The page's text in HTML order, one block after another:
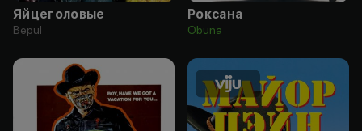
Яйцеголовые
Bepul
Роксана
Obuna